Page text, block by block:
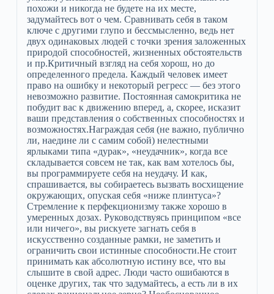
похожи и никогда не будете на их месте,
задумайтесь вот о чем. Сравнивать себя в таком
ключе с другими глупо и бессмысленно, ведь нет
двух одинаковых людей с точки зрения заложенных
природой способностей, жизненных обстоятельств
и пр.Критичный взгляд на себя хорош, но до
определенного предела. Каждый человек имеет
право на ошибку и некоторый регресс — без этого
невозможно развитие. Постоянная самокритика не
побудит вас к движению вперед, а, скорее, исказит
ваши представления о собственных способностях и
возможностях.Награждая себя (не важно, публично
ли, наедине ли с самим собой) нелестными
ярлыками типа «дурак», «неудачник», когда все
складывается совсем не так, как вам хотелось бы,
вы программируете себя на неудачу. И как,
спрашивается, вы собираетесь вызвать восхищение
окружающих, опуская себя «ниже плинтуса»?
Стремление к перфекционизму также хорошо в
умеренных дозах. Руководствуясь принципом «все
или ничего», вы рискуете загнать себя в
искусственно созданные рамки, не заметить и
ограничить свои истинные способности.Не стоит
принимать как абсолютную истину все, что вы
слышите в свой адрес. Люди часто ошибаются в
оценке других, так что задумайтесь, а есть ли в их